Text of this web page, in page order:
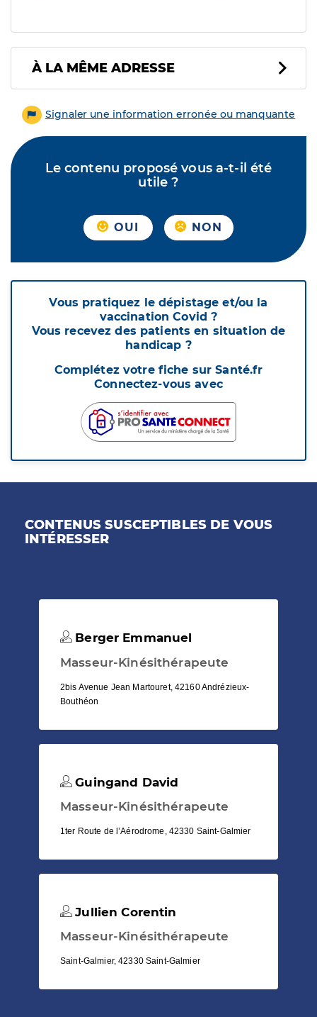
À LA MÊME ADRESSE
Signaler une information erronée ou manquante
Le contenu proposé vous a-t-il été
utile ?
OUI NON
Vous pratiquez le dépistage et/ou la
vaccination Covid ?
Vous recevez des patients en situation de
handicap ?
Complétez votre fiche sur Santé.fr
Connectez-vous avec
CONTENUS SUSCEPTIBLES DE VOUS
INTÉRESSER
Berger Emmanuel
Masseur-Kinésithérapeute
2bis Avenue Jean Martouret, 42160 Andrézieux-
Bouthéon
Guingand David
Masseur-Kinésithérapeute
1ter Route de l’Aérodrome, 42330 Saint-Galmier
Jullien Corentin
Masseur-Kinésithérapeute
Saint-Galmier, 42330 Saint-Galmier